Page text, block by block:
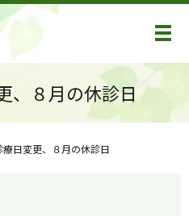
メ
、８月の休診日
療日変更、８月の休診日